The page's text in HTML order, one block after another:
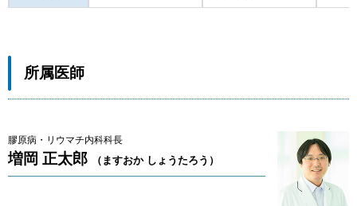
所属医師
膠原病・リウマチ内科科長
増岡 正太郎 （ますおか しょうたろう）